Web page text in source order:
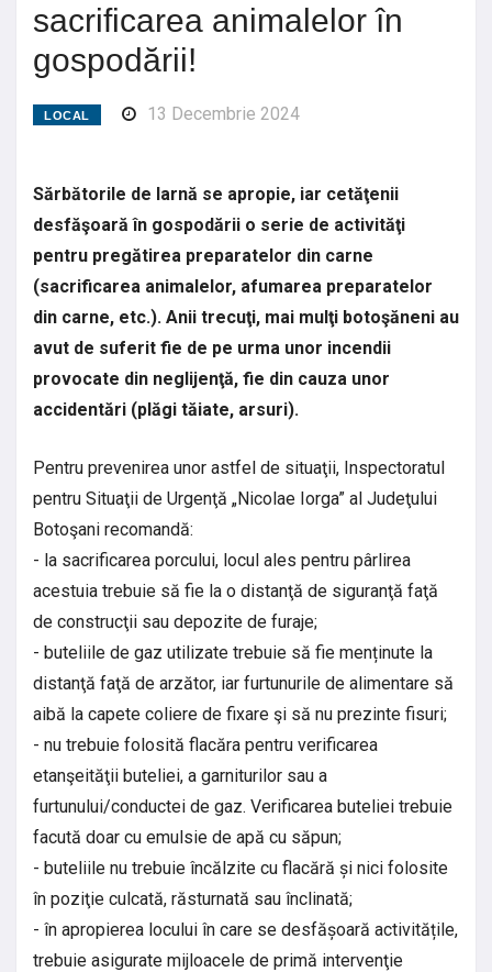
sacrificarea animalelor în
gospodării!
LOCAL 13 Decembrie 2024
Sărbătorile de Iarnă se apropie, iar cetăţenii
desfăşoară în gospodării o serie de activităţi
pentru pregătirea preparatelor din carne
(sacrificarea animalelor, afumarea preparatelor
din carne, etc.). Anii trecuţi, mai mulţi botoşăneni au
avut de suferit fie de pe urma unor incendii
provocate din neglijenţă, fie din cauza unor
accidentări (plăgi tăiate, arsuri).
Pentru prevenirea unor astfel de situaţii, Inspectoratul
pentru Situaţii de Urgenţă „Nicolae Iorga” al Judeţului
Botoşani recomandă:
- la sacrificarea porcului, locul ales pentru pârlirea
acestuia trebuie să fie la o distanţă de siguranţă faţă
de construcţii sau depozite de furaje;
- buteliile de gaz utilizate trebuie să fie menținute la
distanţă faţă de arzător, iar furtunurile de alimentare să
aibă la capete coliere de fixare şi să nu prezinte fisuri;
- nu trebuie folosită flacăra pentru verificarea
etanşeităţii buteliei, a garniturilor sau a
furtunului/conductei de gaz. Verificarea buteliei trebuie
facută doar cu emulsie de apă cu săpun;
- buteliile nu trebuie încălzite cu flacără și nici folosite
în poziţie culcată, răsturnată sau înclinată;
- în apropierea locului în care se desfășoară activitățile,
trebuie asigurate mijloacele de primă intervenţie